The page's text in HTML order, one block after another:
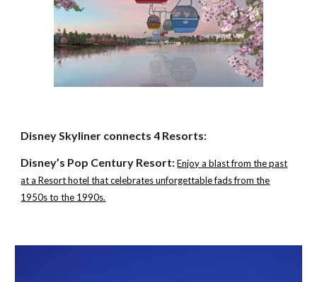
Disney Skyliner connects 4 Resorts:
Disney’s Pop Century Resort: Enjoy a blast from the past
at a Resort hotel that celebrates unforgettable fads from the
1950s to the 1990s.